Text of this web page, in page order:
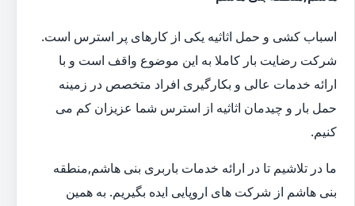
اسباب کشی و حمل اثاثیه یکی از کارهای پر استرس است.
شرکت رضایت بار کاملا به این موضوع واقف است و با
ارائه خدمات عالی و بکارگیری افراد متخصص در زمینه
حمل بار و چیدمان اثاثیه از استرس شما عزیزان کم می
کنیم.
ما در تلاشیم تا در ارائه خدمات باربری بنی هاشم,منطقه
بنی هاشم از شرکت های اروپایی ایده بگیریم. به همین